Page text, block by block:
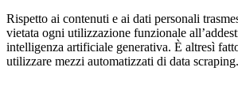
Rispetto ai contenuti e ai dati personali
vietata ogni utilizzazione funzionale
intelligenza artificiale generativa. È altresì
utilizzare mezzi automatizzati di data scraping.